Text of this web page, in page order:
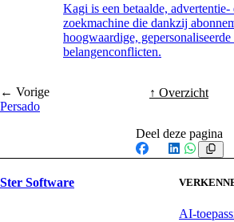
Kagi is een betaalde,
zoekmachine die dankzij
hoogwaardige,
belangenconflicten.
← Vorige
Persado
↑ Overzicht
Deel deze pagina
Facebook
X LinkedIn
Ster Software
AI-